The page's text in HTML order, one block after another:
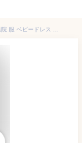
mocmof おめかし2wayオール 622-264451(新生児 退院 服 ベビードレス セレモニードレス 女の子 赤ちゃん ツーウェイオール カバーオール ベビー 半袖 春夏 ベビー服 おしゃれ 夏 50 60 70 フォーマル 退院着 ドレスオール)